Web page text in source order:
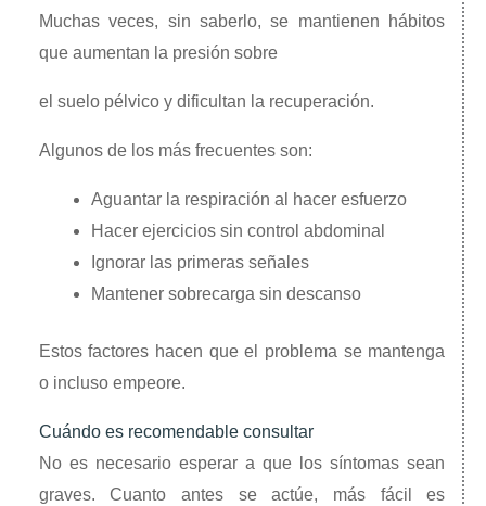
Muchas veces, sin saberlo, se mantienen hábitos
que aumentan la presión sobre
el suelo pélvico y dificultan la recuperación.
Algunos de los más frecuentes son:
Aguantar la respiración al hacer esfuerzo
Hacer ejercicios sin control abdominal
Ignorar las primeras señales
Mantener sobrecarga sin descanso
Estos factores hacen que el problema se mantenga
o incluso empeore.
Cuándo es recomendable consultar
No es necesario esperar a que los síntomas sean
graves. Cuanto antes se actúe, más fácil es